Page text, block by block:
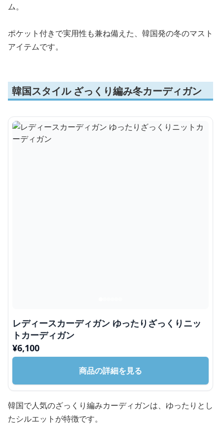
ム。
ポケット付きで実用性も兼ね備えた、韓国発の冬のマスト
アイテムです。
韓国スタイル ざっくり編み冬カーディガン
レディースカーディガン ゆったりざっくりニッ
トカーディガン
¥6,100
商品の詳細を見る
韓国で人気のざっくり編みカーディガンは、ゆったりとし
たシルエットが特徴です。